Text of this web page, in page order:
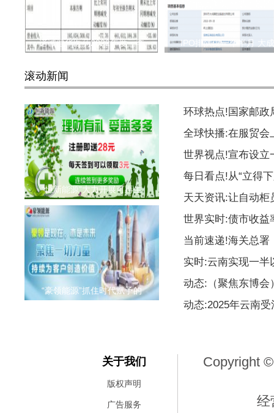
诺诚健华医药2022年度三季 IPO排队仅一个半月 大
滚动新闻
“恒新能源”大力开展可再生
“豪领能源”抓住时代赋予的
环球热点!国家邮政
全球快播:在服贸会
世界视点!宣布设立
每日看点!从“立得
天天资讯:让自动柜
世界实时:债市收益
当前速递!海关总署
实时:云南实现一半
动态:（聚焦东博会
动态:2025年云南
关于我们
版权声明
广告服务
Copyright
经